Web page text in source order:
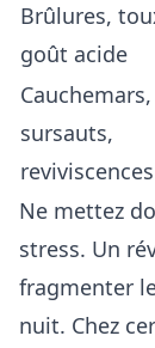
Brûlures,
goût acide
Cauchemars,
sursauts,
reviviscences
Ne mettez
stress. Un
fragmenter
nuit. Chez